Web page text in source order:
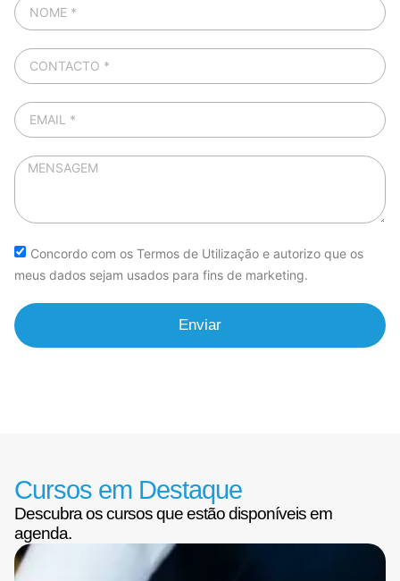
Concordo com os Termos de Utilização e autorizo que os
meus dados sejam usados para fins de marketing.
Enviar
Cursos em Destaque
Descubra os cursos que estão disponíveis em
agenda.